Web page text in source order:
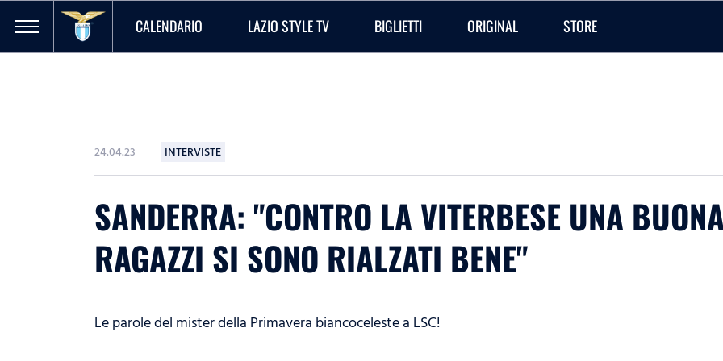
CALENDARIO LAZIO STYLE TV BIGLIETTI ORIGINAL STORE
24.04.23 INTERVISTE
SANDERRA: "CONTRO LA VITERBESE UNA
RAGAZZI SI SONO RIALZATI BENE"
Le parole del mister della Primavera biancoceleste a LSC!